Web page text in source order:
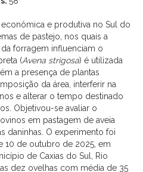
e produtiva no Sul do
de pastejo, nos quais a
forragem influenciam o
(Avena strigosa) é utilizada
a presença de plantas
da área, interferir na
e alterar o tempo destinado
Objetivou-se avaliar o
em pastagem de aveia
daninhas. O experimento foi
10 de outubro de 2025, em
de Caxias do Sul, Rio
dez ovelhas com média de 35